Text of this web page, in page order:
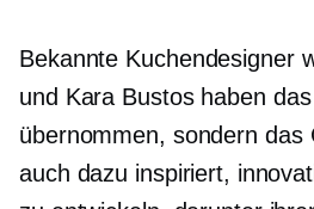
Bekannte Kuchendesigner
und Kara Bustos haben
übernommen, sondern das
auch dazu inspiriert,